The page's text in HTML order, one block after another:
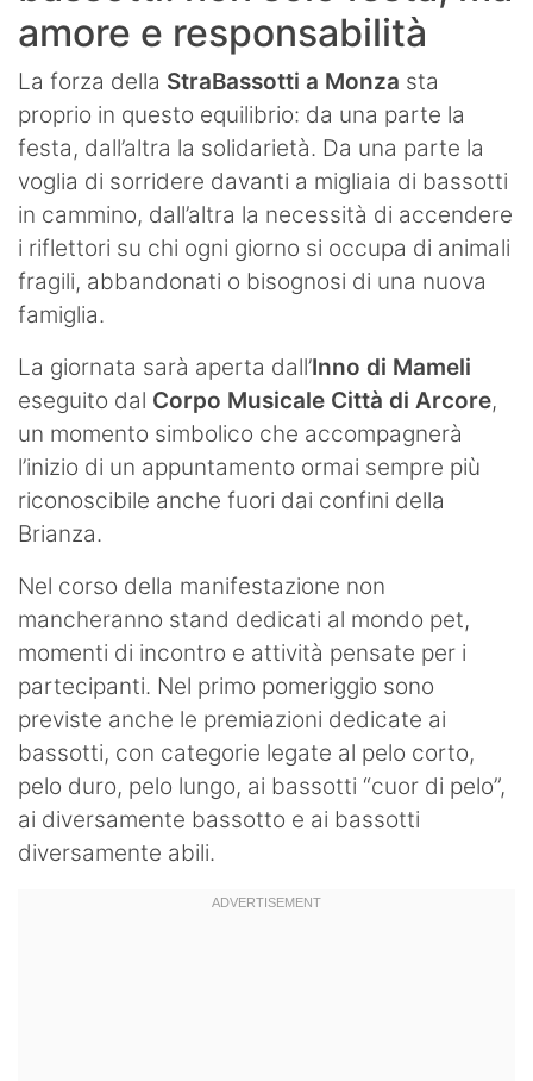
amore e responsabilità
La forza della StraBassotti a Monza sta
proprio in questo equilibrio: da una parte la
festa, dall’altra la solidarietà. Da una parte la
voglia di sorridere davanti a migliaia di bassotti
in cammino, dall’altra la necessità di accendere
i riflettori su chi ogni giorno si occupa di animali
fragili, abbandonati o bisognosi di una nuova
famiglia.
La giornata sarà aperta dall’Inno di Mameli
eseguito dal Corpo Musicale Città di Arcore,
un momento simbolico che accompagnerà
l’inizio di un appuntamento ormai sempre più
riconoscibile anche fuori dai confini della
Brianza.
Nel corso della manifestazione non
mancheranno stand dedicati al mondo pet,
momenti di incontro e attività pensate per i
partecipanti. Nel primo pomeriggio sono
previste anche le premiazioni dedicate ai
bassotti, con categorie legate al pelo corto,
pelo duro, pelo lungo, ai bassotti “cuor di pelo”,
ai diversamente bassotto e ai bassotti
diversamente abili.